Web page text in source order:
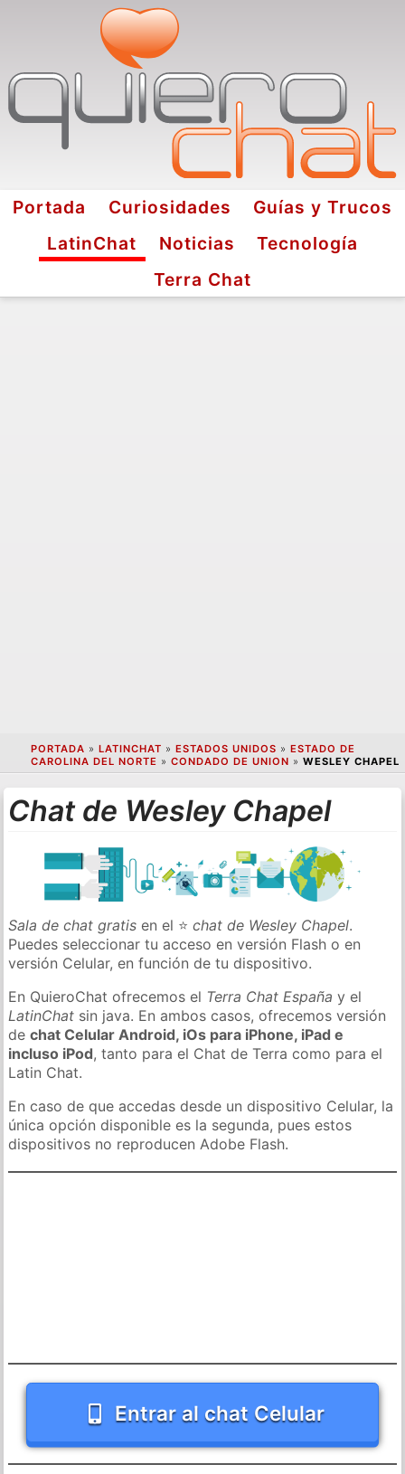
Portada Curiosidades
Guías y Trucos
LatinChat
Noticias
Tecnología
Terra Chat
PORTADA » LATINCHAT » ESTADOS UNIDOS » ESTADO DE
CAROLINA DEL NORTE » CONDADO DE UNION » WESLEY CHAPEL
Chat de Wesley Chapel
Sala de chat gratis en el ⭐chat de Wesley Chapel.
Puedes seleccionar tu acceso en versión Flash o en
versión Celular, en función de tu dispositivo.
En QuieroChat ofrecemos el Terra Chat España y el
LatinChat sin java. En ambos casos, ofrecemos versión
dechat Celular Android, iOs para iPhone, iPad e
incluso iPod, tanto para el Chat de Terra como para el
Latin Chat.
En caso de que accedas desde un dispositivo Celular, la
única opción disponible es la segunda, pues estos
dispositivos no reproducen Adobe Flash.
Entrar al chat Celular